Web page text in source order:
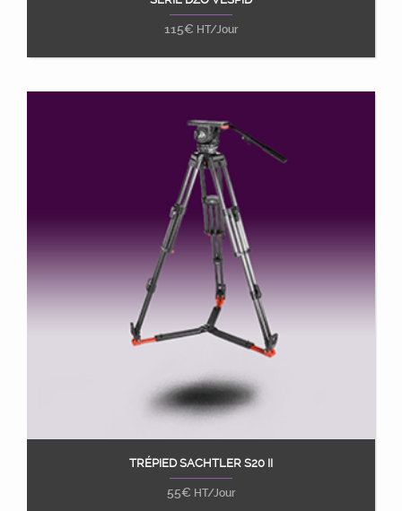
Ajouter au panier
115€ HT/Jour
Ajouter au panier
TRÉPIED SACHTLER S20 II
55€ HT/Jour